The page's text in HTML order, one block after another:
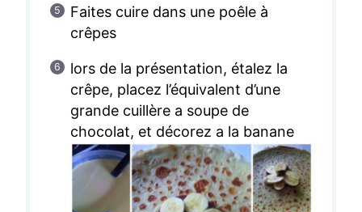
Faites cuire dans une poêle à
crêpes
lors de la présentation, étalez la
crêpe, placez l’équivalent d’une
grande cuillère a soupe de
chocolat, et décorez a la banane